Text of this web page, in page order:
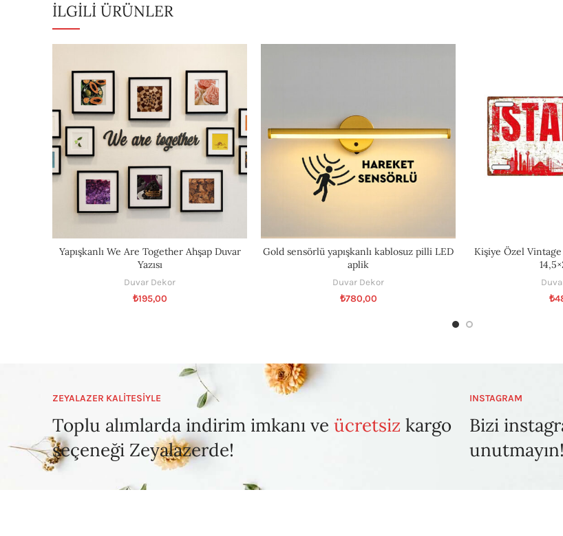
İLGILI ÜRÜNLER
Yapışkanlı We Are Together Ahşap Duvar
Yazısı
Duvar Dekor
₺195,00
Gold sensörlü yapışkanlı kablosuz pilli LED
aplik
Duvar Dekor
₺780,00
Kişiye Özel
₺
ZEYALAZER KALİTESİYLE
Toplu alımlarda indirim imkanı ve ücretsiz kargo
seçeneği Zeyalazerde!
INSTAGRAM
Bizi
unutmayın!